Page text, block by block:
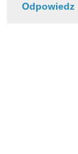
Odpowiedz